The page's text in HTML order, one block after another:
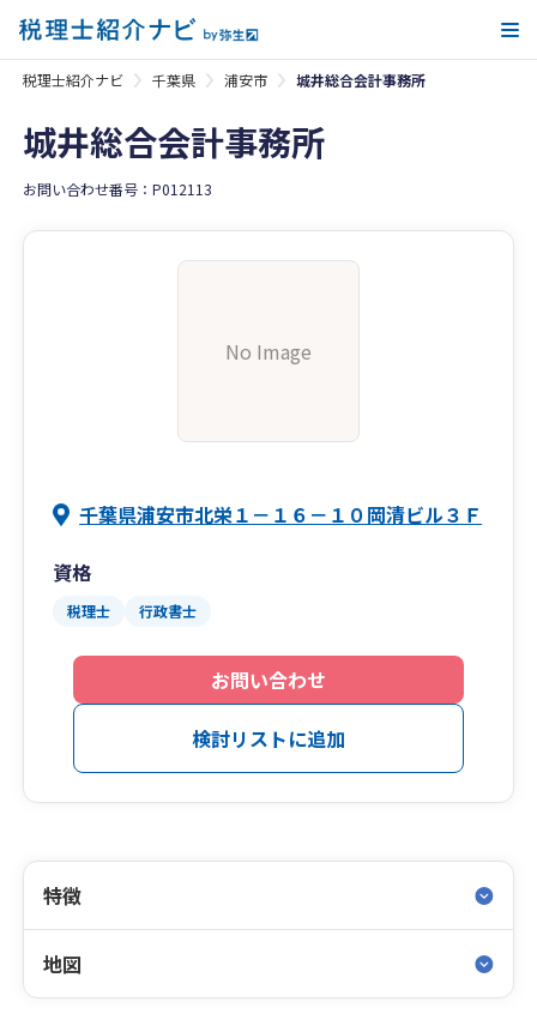
税理士紹介ナビ 千葉県 浦安市 城井総合会計事務所
城井総合会計事務所
お問い合わせ番号：P012113
No Image
千葉県浦安市北栄１－１６－１０岡清ビル３Ｆ
資格
税理士 行政書士
お問い合わせ
検討リストに追加
特徴
地図